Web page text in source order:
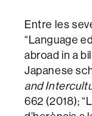
Entre les
“Language
abroad in a
Japanese
and
662 (2018);